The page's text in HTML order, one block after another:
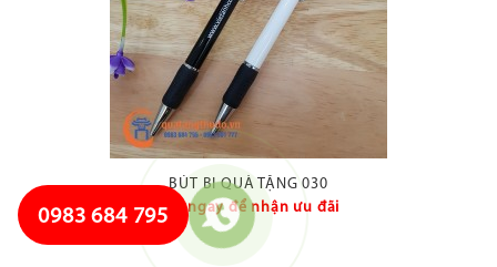
BÚT BI QUÀ TẶNG 030
Đặt ngay để nhận ưu đãi
0983 684 795